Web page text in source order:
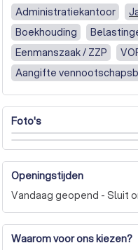
Romy 4 Finance uit Tricht
kleine en middelgrote
Hilversum-Nijmegen-’s
terecht met al hun
Denk hierbij aan:
Het opzetten of
Het voeren van uw
Het opstellen van
Het opstellen van
Het opstellen van
Het samenstellen van de
Het samenstellen van
Het samenstellen van
Het inhuren van
Het uitvoeren van overige
Administratiekantoor
Boekhouding
Eenmanszaak / ZZP
Aangifte
Aangifte loonheffingen
Accountantscontrole (en/
Jaarrekening opstellen/
Belastingadvies en -
Foto's
Openingstijden
Vandaag geopend - Sluit
Waarom voor ons kiezen?